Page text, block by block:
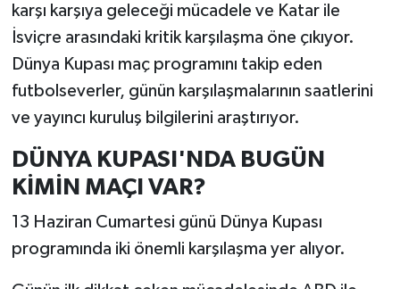
karşı karşıya geleceği mücadele ve Katar ile
İsviçre arasındaki kritik karşılaşma öne çıkıyor.
Dünya Kupası maç programını takip eden
futbolseverler, günün karşılaşmalarının saatlerini
ve yayıncı kuruluş bilgilerini araştırıyor.
DÜNYA KUPASI'NDA BUGÜN
KİMİN MAÇI VAR?
13 Haziran Cumartesi günü Dünya Kupası
programında iki önemli karşılaşma yer alıyor.